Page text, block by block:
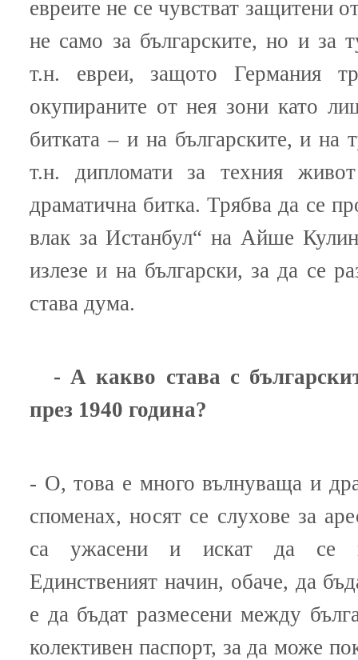
евреите не се чувстват защитени
не само за българските, но и за
т.н. евреи, защото Германия
окупираните от нея зони като
битката – и на българските, и на
т.н. дипломати за техния
драматична битка. Трябва да се
влак за Истанбул“ на Айше
излезе и на български, за да се
става дума.
- А какво става с
през 1940 година?
- О, това е много вълнуваща и
споменах, носят се слухове за
са ужасени и искат да се
Единственият начин, обаче, да
е да бъдат размесени между
колективен паспорт, за да може